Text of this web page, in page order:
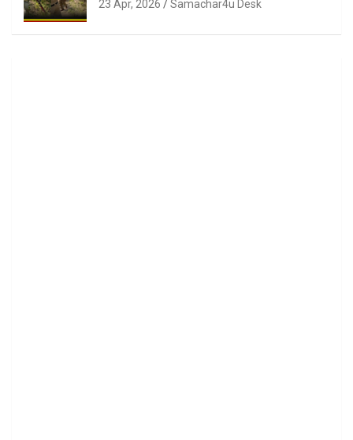
23 Apr, 2026 Samachar4u Desk